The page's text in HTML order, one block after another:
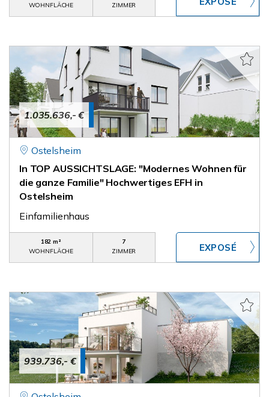
WOHNFLÄCHE
ZIMMER
1.035.636,- €
Ostelsheim
In TOP AUSSICHTSLAGE: "Modernes Wohnen für
die ganze Familie" Hochwertiges EFH in
Ostelsheim
Einfamilienhaus
182 m²
WOHNFLÄCHE
7
ZIMMER
939.736,- €